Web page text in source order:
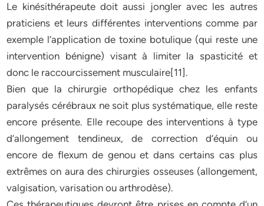
Le kinésithérapeute doit aussi jongler avec les autres
praticiens et leurs différentes interventions comme par
exemple l’application de toxine botulique (qui reste une
intervention bénigne) visant à limiter la spasticité et
donc le raccourcissement musculaire[11].
Bien que la chirurgie orthopédique chez les enfants
paralysés cérébraux ne soit plus systématique, elle reste
encore présente. Elle recoupe des interventions à type
d’allongement tendineux, de correction d’équin ou
encore de flexum de genou et dans certains cas plus
extrêmes on aura des chirurgies osseuses (allongement,
valgisation, varisation ou arthrodèse).